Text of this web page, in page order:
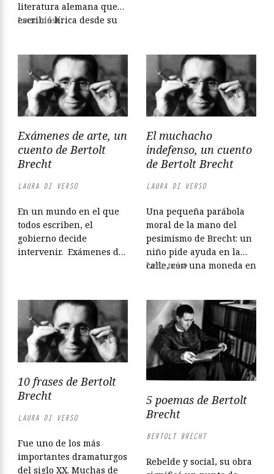
literatura alemana que
escribió lírica desde su
Gutenberg publica ahora
una edición bilingüe a
cargo de José Luis Gómez
Toré que no sólo compila
sus poemas ya
otros sueltos, así como
las letras de canciones...
Leer más
esto la esencia del arte?”.
Odiseo y las sirenas, un
cuento de Bertolt Brecht
Exámenes de arte, un
cuento de Bertolt
Brecht
LAURA DI VERSO
En un mundo en el que
todos escriben, el
gobierno decide
intervenir. Exámenes de
El muchacho
indefenso, un cuento
de Bertolt Brecht
LAURA DI VERSO
Una pequeña parábola
moral de la mano del
pesimismo de Brecht: un
niño pide ayuda en la
calle, con una moneda en
muchacho indefenso, un
cuento de Bertolt Brecht
—Había reunido dos
monedas para ir al cine
—dijo el interrogado—,
pero se me ha acercado...
Leer más
10 frases de Bertolt
Brecht
LAURA DI VERSO
Fue uno de los más
importantes dramaturgos
del siglo XX. Muchas de
5 poemas de Bertolt
Brecht
BERTOLT BRECHT
Rebelde y social, su obra